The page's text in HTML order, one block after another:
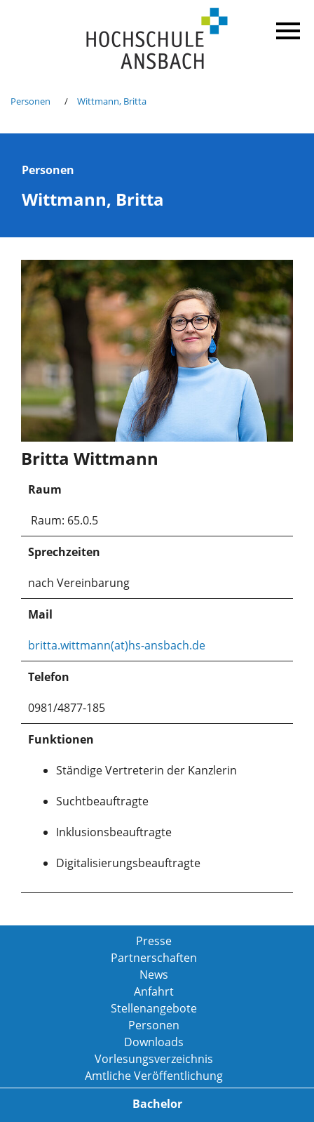
Personen Wittmann, Britta
Personen
Wittmann, Britta
Britta Wittmann
Raum
Raum: 65.0.5
Sprechzeiten
nach Vereinbarung
Mail
britta.wittmann(at)hs-ansbach.de
Telefon
0981/4877-185
Funktionen
Ständige Vertreterin der Kanzlerin
Suchtbeauftragte
Inklusionsbeauftragte
Digitalisierungsbeauftragte
Presse
Partnerschaften
News
Anfahrt
Stellenangebote
Personen
Downloads
Vorlesungsverzeichnis
Amtliche Veröffentlichung
Bachelor